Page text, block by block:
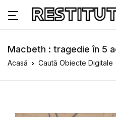
Macbeth : tragedie în 5
Acasă Caută Obiecte Digitale